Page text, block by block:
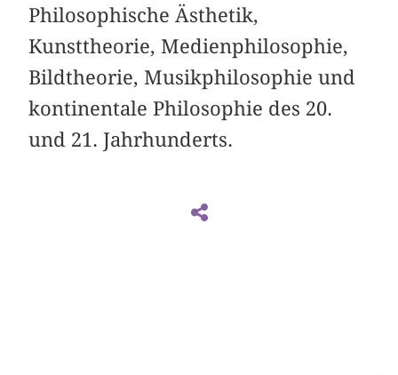
Philosophische Ästhetik,
Kunsttheorie, Medienphilosophie,
Bildtheorie, Musikphilosophie und
kontinentale Philosophie des 20.
und 21. Jahrhunderts.